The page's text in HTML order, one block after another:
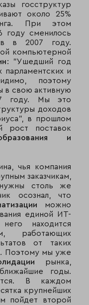
госструктур
около 25%
При этом
году сменилось
в 2007 году.
компьютерной
: "Ушедший год
парламентских и
поэтому
в свою активную
году. Мы это
доходов
в прошлом
рост поставок
и
чья компания
заказчикам,
столь же
осознал, что
можно
единой ИТ-
находится
работающих
от таких
Поэтому мы уже
рынка,
годы.
В каждом
крупнейших
пойдет второй